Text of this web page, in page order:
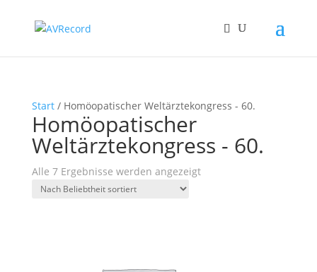
Start/ Homöopatischer Weltärztekongress - 60.
Homöopatischer
Weltärztekongress - 60.
Alle 7 Ergebnisse werden angezeigtNach